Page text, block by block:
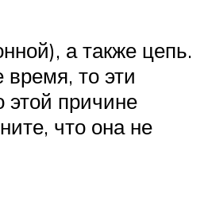
а также цепь.
то эти
этой причине
что она не